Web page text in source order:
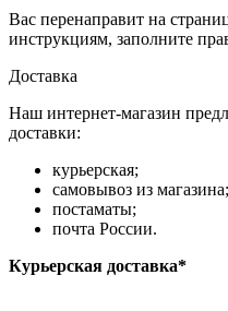
Вас перенаправит на
инструкциям, заполните
Доставка
Наш интернет-магазин
доставки:
курьерская;
самовывоз из магазина;
постаматы;
почта России.
Курьерская доставка*